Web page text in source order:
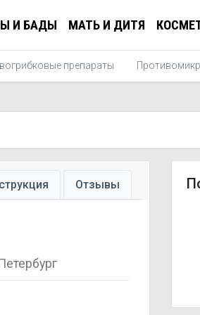
И БАДЫ МАТЬ И ДИТЯ
препараты
Отзывы